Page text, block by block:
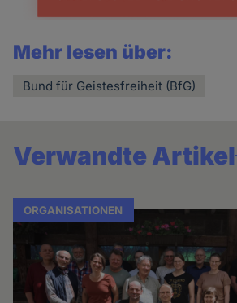
Mehr lesen über:
Bund für Geistesfreiheit (BfG)
Verwandte Artikel
ORGANISATIONEN